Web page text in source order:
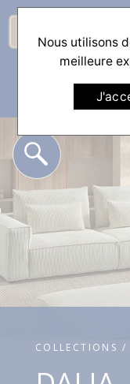
COLLECTIONS
Nous utilisons
meilleure